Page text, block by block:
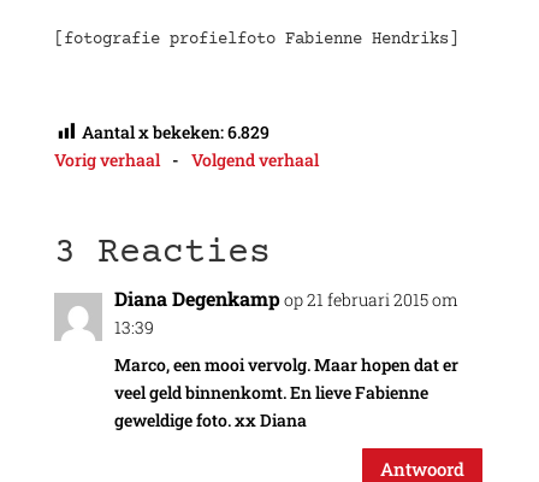
[fotografie profielfoto Fabienne Hendriks]
Aantal x bekeken:6.829
Vorig verhaal - Volgend verhaal
3 Reacties
Diana Degenkampop 21 februari 2015 om
13:39
Marco, een mooi vervolg. Maar hopen dat er
veel geld binnenkomt. En lieve Fabienne
geweldige foto. xx Diana
Antwoord